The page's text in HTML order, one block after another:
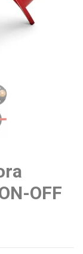
OFF